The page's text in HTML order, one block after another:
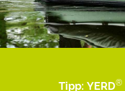
Tipp: YERD®